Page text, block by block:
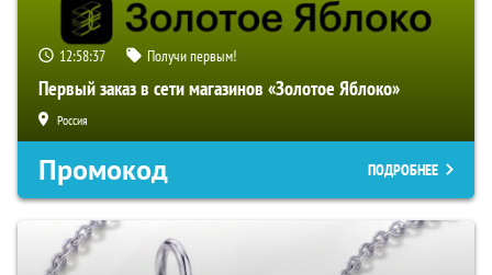
12:58:36 Получи первым!
Первый заказ в сети магазинов «Золотое Яблоко»
Россия
Промокод ПОДРОБНЕЕ